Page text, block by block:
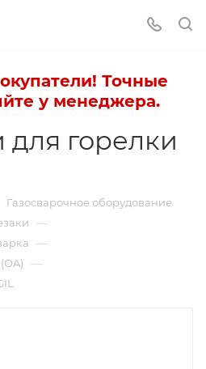
Точные
у менеджера.
горелки
Газосварочное оборудование
—
—
—